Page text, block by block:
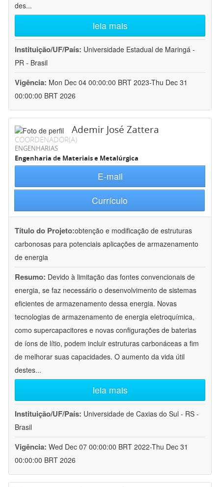
des...
leia mais
Instituição/UF/País: Universidade Estadual de Maringá -
PR - Brasil
Vigência: Mon Dec 04 00:00:00 BRT 2023-Thu Dec 31
00:00:00 BRT 2026
Ademir José Zattera
COORDENADOR(A)
ENGENHARIAS
Engenharia de Materiais e Metalúrgica
E-mail
Currículo
Título do Projeto:obtenção e modificação de estruturas
carbonosas para potenciais aplicações de armazenamento
de energia
Resumo: Devido à limitação das fontes convencionais de
energia, se faz necessário o desenvolvimento de sistemas
eficientes de armazenamento dessa energia. Novas
tecnologias de armazenamento de energia eletroquímica,
como supercapacitores e novas configurações de baterias
de íons de lítio, podem incluir estruturas carbonáceas a fim
de melhorar suas capacidades. O aumento da vida útil
destes...
leia mais
Instituição/UF/País: Universidade de Caxias do Sul - RS -
Brasil
Vigência: Wed Dec 07 00:00:00 BRT 2022-Thu Dec 31
00:00:00 BRT 2026